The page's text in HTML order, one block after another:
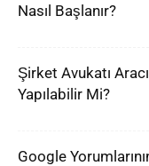
Nasıl Başlanır?
Şirket Avukatı
Yapılabilir Mi?
Google